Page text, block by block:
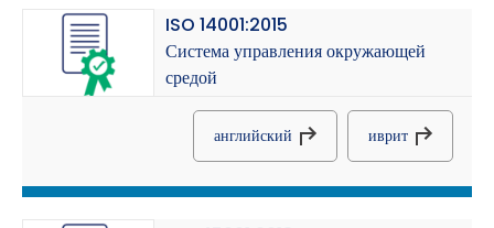
ISO 14001:2015
Система управления окружающей
средой
английский иврит